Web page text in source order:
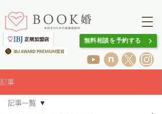
無料相談を予約する
記事
記事一覧